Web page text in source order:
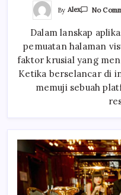
By Alex No
Dalam lanskap
pemuatan halaman
faktor krusial yang
Ketika berselancar di
memuji sebuah